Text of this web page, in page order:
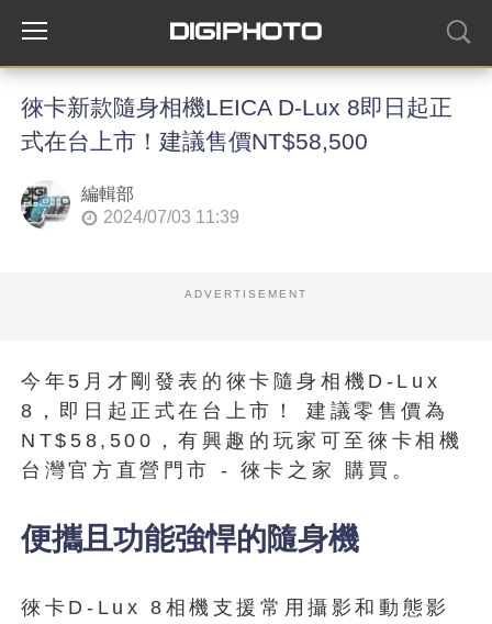
徠卡新款隨身相機LEICA D-Lux 8即日起正
式在台上市！建議售價NT$58,500
編輯部
2024/07/03 11:39
ADVERTISEMENT
今年5月才剛發表的徠卡隨身相機D-Lux
8，即日起正式在台上市！ 建議零售價為
NT$58,500，有興趣的玩家可至徠卡相機
台灣官方直營門市 - 徠卡之家 購買。
便攜且功能強悍的隨身機
徠卡D-Lux 8相機支援常用攝影和動態影